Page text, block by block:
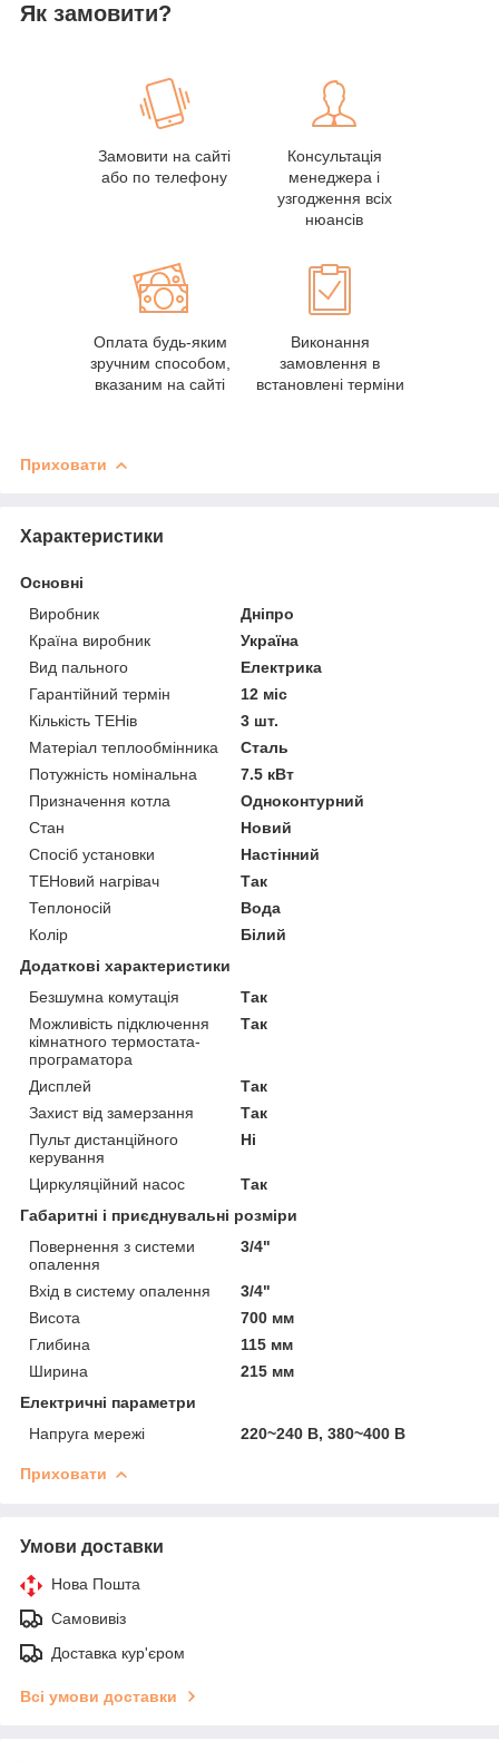
Як замовити?
Замовити на сайті
або по телефону
Консультація
менеджера і
узгодження всіх
нюансів
Оплата будь-яким
зручним способом,
вказаним на сайті
Виконання
замовлення в
встановлені терміни
Приховати
Характеристики
Основні
Виробник
Дніпро
Країна виробник
Україна
Вид пального
Електрика
Гарантійний термін
12 міс
Кількість ТЕНів
3 шт.
Матеріал теплообмінника
Сталь
Потужність номінальна
7.5 кВт
Призначення котла
Одноконтурний
Стан
Новий
Спосіб установки
Настінний
ТЕНовий нагрівач
Так
Теплоносій
Вода
Колір
Білий
Додаткові характеристики
Безшумна комутація
Так
Можливість підключення
кімнатного термостата-
програматора
Так
Дисплей
Так
Захист від замерзання
Так
Пульт дистанційного
керування
Ні
Циркуляційний насос
Так
Габаритні і приєднувальні розміри
Повернення з системи
опалення
3/4"
Вхід в систему опалення
3/4"
Висота
700 мм
Глибина
115 мм
Ширина
215 мм
Електричні параметри
Напруга мережі
220~240 В, 380~400 В
Приховати
Умови доставки
Нова Пошта
Самовивіз
Доставка кур'єром
Всі умови доставки